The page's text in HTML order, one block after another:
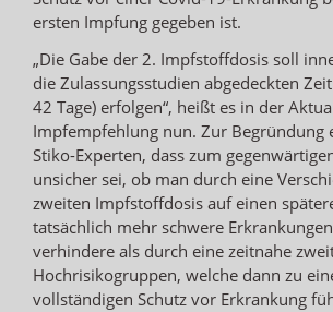
ersten Impfung gegeben ist.
„Die Gabe der 2. Impfstoffdosis soll
die Zulassungsstudien abgedeckten
42 Tage) erfolgen“, heißt es in der
Impfempfehlung nun. Zur Begründung
Stiko-Experten, dass zum
unsicher sei, ob man durch eine
zweiten Impfstoffdosis auf einen
tatsächlich mehr schwere
verhindere als durch eine zeitnahe
Hochrisikogruppen, welche dann zu
vollständigen Schutz vor Erkrankung